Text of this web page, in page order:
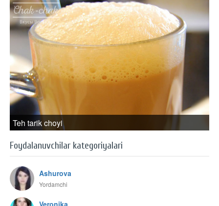
Teh tarik choyi
Foydalanuvchilar kategoriyalari
Ashurova
Yordamchi
Veronika